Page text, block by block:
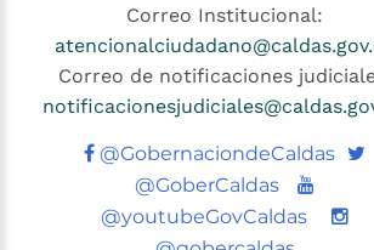
Correo Institucional:
Correo de notificaciones
@GobernaciondeCaldas
@GoberCaldas
Youtube
@youtubeGovCaldas